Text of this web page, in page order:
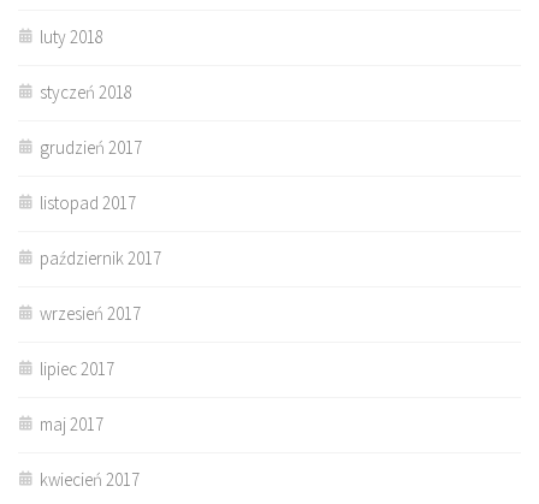
luty 2018
styczeń 2018
grudzień 2017
listopad 2017
październik 2017
wrzesień 2017
lipiec 2017
maj 2017
kwiecień 2017